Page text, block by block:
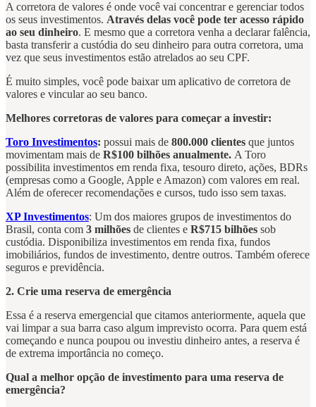
A corretora de valores é onde você vai concentrar e gerenciar todos
os seus investimentos. Através delas você pode ter acesso rápido
ao seu dinheiro. E mesmo que a corretora venha a declarar falência,
basta transferir a custódia do seu dinheiro para outra corretora, uma
vez que seus investimentos estão atrelados ao seu CPF.
É muito simples, você pode baixar um aplicativo de corretora de
valores e vincular ao seu banco.
Melhores corretoras de valores para começar a investir:
Toro Investimentos: possui mais de 800.000 clientes que juntos
movimentam mais de R$100 bilhões anualmente. A Toro
possibilita investimentos em renda fixa, tesouro direto, ações, BDRs
(empresas como a Google, Apple e Amazon) com valores em real.
Além de oferecer recomendações e cursos, tudo isso sem taxas.
XP Investimentos: Um dos maiores grupos de investimentos do
Brasil, conta com 3 milhões de clientes e R$715 bilhões sob
custódia. Disponibiliza investimentos em renda fixa, fundos
imobiliários, fundos de investimento, dentre outros. Também oferece
seguros e previdência.
2. Crie uma reserva de emergência
Essa é a reserva emergencial que citamos anteriormente, aquela que
vai limpar a sua barra caso algum imprevisto ocorra. Para quem está
começando e nunca poupou ou investiu dinheiro antes, a reserva é
de extrema importância no começo.
Qual a melhor opção de investimento para uma reserva de
emergência?